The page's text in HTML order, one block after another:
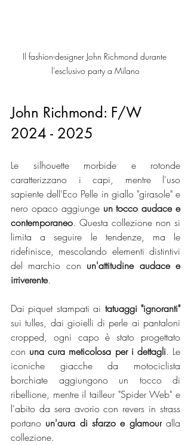
Il fashion-designer John Richmond durante
l'esclusivo party a Milano
John Richmond: F/W
2024 - 2025
Le silhouette morbide e rotonde
caratterizzano i capi, mentre l'uso
sapiente dell'Eco Pelle in giallo "girasole" e
nero opaco aggiunge un tocco audace e
contemporaneo. Questa collezione non si
limita a seguire le tendenze, ma le
ridefinisce, mescolando elementi distintivi
del marchio con un'attitudine audace e
irriverente.
Dai piquet stampati ai tatuaggi "ignoranti"
sui tulles, dai gioielli di perle ai pantaloni
cropped, ogni capo è stato progettato
con una cura meticolosa per i dettagli. Le
iconiche giacche da motociclista
borchiate aggiungono un tocco di
ribellione, mentre il tailleur "Spider Web" e
l'abito da sera avorio con revers in strass
portano un'aura di sfarzo e glamour alla
collezione.